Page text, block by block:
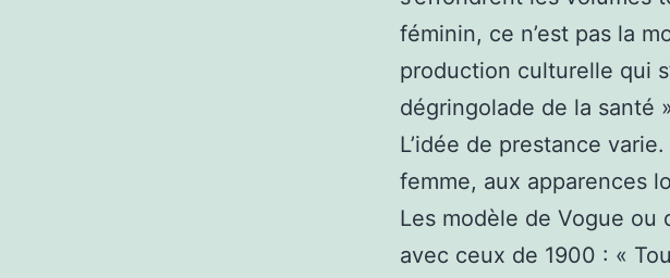
féminin, ce n’est pas la
production culturelle qui
dégringolade de la santé
L’idée de prestance
femme, aux apparences
Les modèle de Vogue ou
avec ceux de 1900 : «